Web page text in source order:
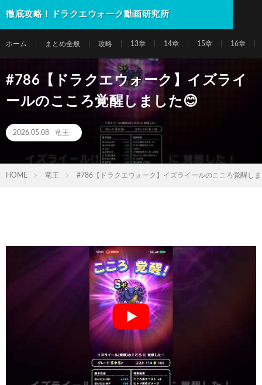
徹底攻略！ドラクエウォーク動画研究所
ホーム まとめ全般 攻略 13章 14章 15章 16章
#786【ドラクエウォーク】イズライ
ールのこころ覚醒しました😊
2026.05.08 竜王
HOME 竜王 #786【ドラクエウォーク】イズライールのこころ覚醒し